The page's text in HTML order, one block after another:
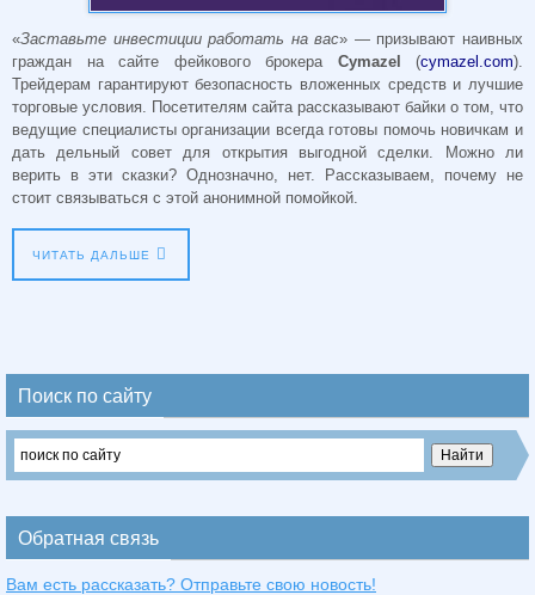
«Заставьте инвестиции работать на вас» — призывают наивных
граждан на сайте фейкового брокера Cymazel (cymazel.com).
Трейдерам гарантируют безопасность вложенных средств и лучшие
торговые условия. Посетителям сайта рассказывают байки о том, что
ведущие специалисты организации всегда готовы помочь новичкам и
дать дельный совет для открытия выгодной сделки. Можно ли
верить в эти сказки? Однозначно, нет. Рассказываем, почему не
стоит связываться с этой анонимной помойкой.
ЧИТАТЬ ДАЛЬШЕ
Поиск по сайту
Обратная связь
Вам есть рассказать? Отправьте свою новость!